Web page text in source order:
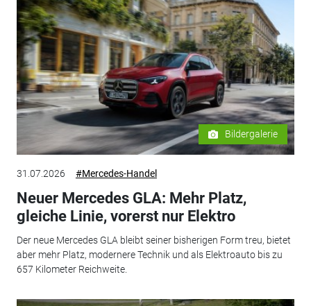
Bildergalerie
31.07.2026 #Mercedes-Handel
Neuer Mercedes GLA: Mehr Platz,
gleiche Linie, vorerst nur Elektro
Der neue Mercedes GLA bleibt seiner bisherigen Form treu, bietet
aber mehr Platz, modernere Technik und als Elektroauto bis zu
657 Kilometer Reichweite.